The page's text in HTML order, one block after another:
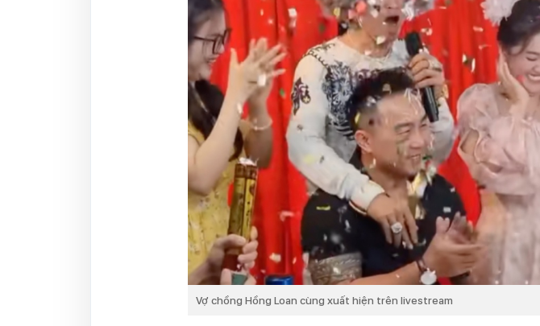
Vợ chồng Hồng Loan cùng xuất hiện trên livestream